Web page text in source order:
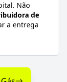
Não
de
a entrega